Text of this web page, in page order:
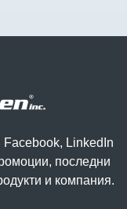
LinkedIn
последни
и компания.